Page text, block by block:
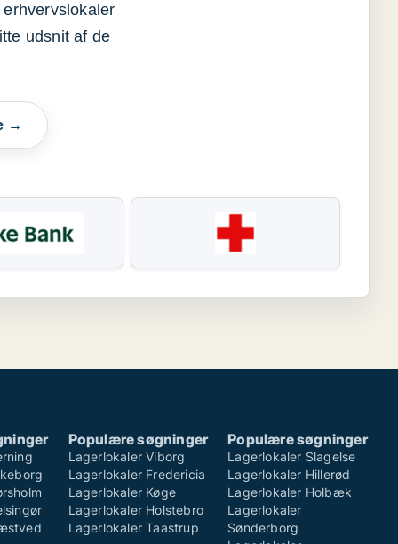
udsnit af de
→
Populære søgninger
Lagerlokaler Viborg
Lagerlokaler Fredericia
Lagerlokaler Køge
Lagerlokaler Holstebro
Lagerlokaler Taastrup
Populære søgninger
Lagerlokaler Slagelse
Lagerlokaler Hillerød
Lagerlokaler Holbæk
Lagerlokaler
Sønderborg